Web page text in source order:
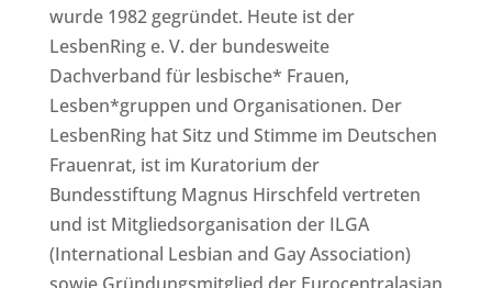
wurde 1982 gegründet. Heute ist der
LesbenRing e. V. der bundesweite
Dachverband für lesbische* Frauen,
Lesben*gruppen und Organisationen. Der
LesbenRing hat Sitz und Stimme im Deutschen
Frauenrat, ist im Kuratorium der
Bundesstiftung Magnus Hirschfeld vertreten
und ist Mitgliedsorganisation der ILGA
(International Lesbian and Gay Association)